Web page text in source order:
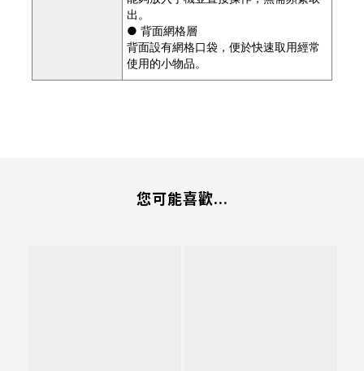
出。
● 背面網格層
背面設有網格口袋，便於快速取用經常
使用的小物品。
您可能喜歡...